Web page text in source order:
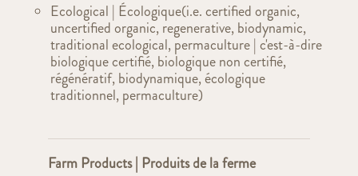
Ecological | Écologique(i.e. certified organic,
uncertified organic, regenerative, biodynamic,
traditional ecological, permaculture | c'est-à-dire
biologique certifié, biologique non certifié,
régénératif, biodynamique, écologique
traditionnel, permaculture)
Farm Products | Produits de la ferme